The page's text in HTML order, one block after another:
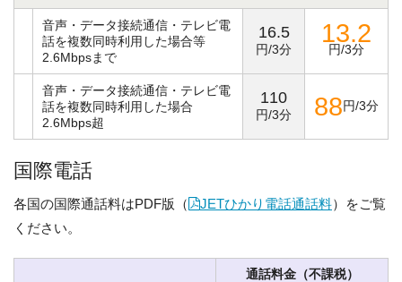
音声・データ接続通信・テレビ電
話を複数同時利用した場合等
2.6Mbpsまで
16.5
円/3分
13.2
円/3分
音声・データ接続通信・テレビ電
話を複数同時利用した場合
2.6Mbps超
110
円/3分 88円/3分
国際電話
各国の国際通話料はPDF版（ JETひかり電話通話料）をご覧
ください。
通話料金（不課税）